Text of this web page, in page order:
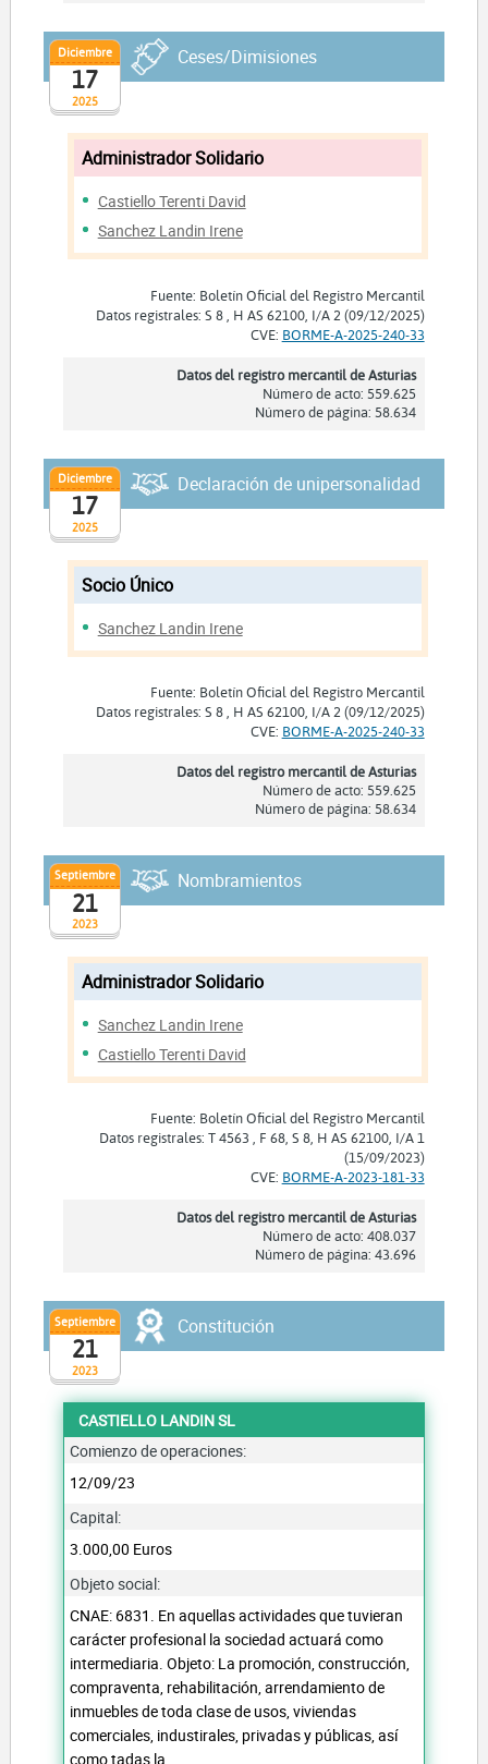
2025
Diciembre
17
Ceses/Dimisiones
Administrador Solidario
Castiello Terenti David
Sanchez Landin Irene
Fuente: Boletín Oficial del Registro Mercantil
Datos registrales: S 8 , H AS 62100, I/A 2 (09/12/2025)
CVE: BORME-A-2025-240-33
Datos del registro mercantil de Asturias
Número de acto: 559.625
Número de página: 58.634
2025
Diciembre
17
Declaración de unipersonalidad
Socio Único
Sanchez Landin Irene
Fuente: Boletín Oficial del Registro Mercantil
Datos registrales: S 8 , H AS 62100, I/A 2 (09/12/2025)
CVE: BORME-A-2025-240-33
Datos del registro mercantil de Asturias
Número de acto: 559.625
Número de página: 58.634
2023
Septiembre
21
Nombramientos
Administrador Solidario
Sanchez Landin Irene
Castiello Terenti David
Fuente: Boletín Oficial del Registro Mercantil
Datos registrales: T 4563 , F 68, S 8, H AS 62100, I/A 1
(15/09/2023)
CVE: BORME-A-2023-181-33
Datos del registro mercantil de Asturias
Número de acto: 408.037
Número de página: 43.696
2023
Septiembre
21
Constitución
CASTIELLO LANDIN SL
Comienzo de operaciones:
12/09/23
Capital:
3.000,00 Euros
Objeto social:
CNAE: 6831. En aquellas actividades que tuvieran
carácter profesional la sociedad actuará como
intermediaria. Objeto: La promoción, construcción,
compraventa, rehabilitación, arrendamiento de
inmuebles de toda clase de usos, viviendas
comerciales, industirales, privadas y públicas, así
como tadas la